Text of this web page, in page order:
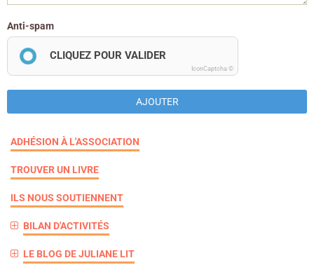
Anti-spam
CLIQUEZ POUR VALIDER
IconCaptcha ©
AJOUTER
ADHÉSION À L'ASSOCIATION
TROUVER UN LIVRE
ILS NOUS SOUTIENNENT
BILAN D'ACTIVITÉS
LE BLOG DE JULIANE LIT